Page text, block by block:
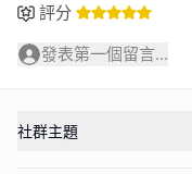
評分
發表第一個留言...
社群主題